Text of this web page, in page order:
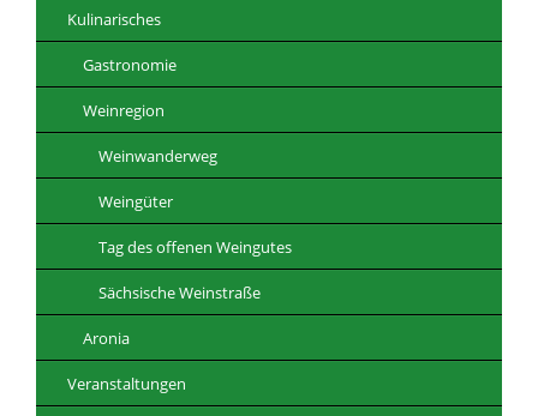
Kulinarisches
Gastronomie
Weinregion
Weinwanderweg
Weingüter
Tag des offenen Weingutes
Sächsische Weinstraße
Aronia
Veranstaltungen